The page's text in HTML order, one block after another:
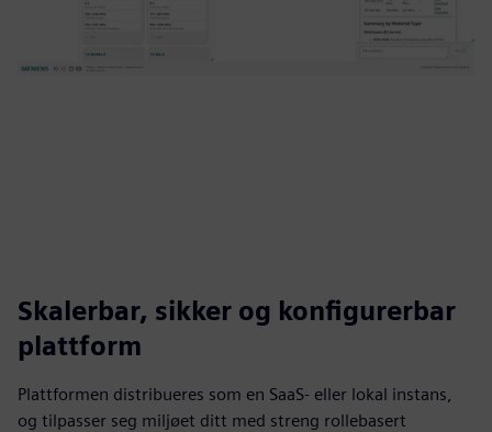
Skalerbar, sikker og konfigurerbar
plattform
Plattformen distribueres som en SaaS- eller lokal instans,
og tilpasser seg miljøet ditt med streng rollebasert